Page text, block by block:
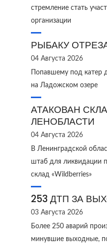
стремление стать
организации
РЫБАКУ
04 Августа 2026
Попавшему под катер
на Ладожском озере
АТАКОВАН
ЛЕНОБЛАСТИ
04 Августа 2026
В Ленинградской
штаб для ликвидации
склад «Wildberries»
253 ДТП ЗА
03 Августа 2026
Более 250 аварий
минувшие выходные,